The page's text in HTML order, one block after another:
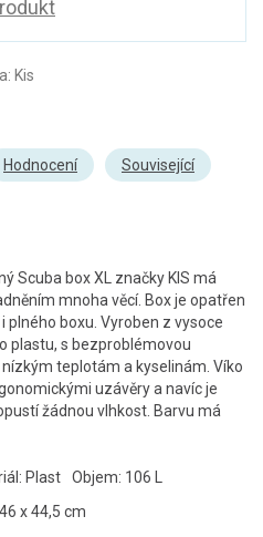
Kis
Hodnocení Související
Scuba box XL značky KIS má
mnoha věcí. Box je opatřen
plného boxu. Vyroben z vysoce
plastu, s bezproblémovou
teplotám a kyselinám. Víko
uzávěry a navíc je
žádnou vlhkost. Barvu má
Plast
Objem: 106 L
x 44,5 cm